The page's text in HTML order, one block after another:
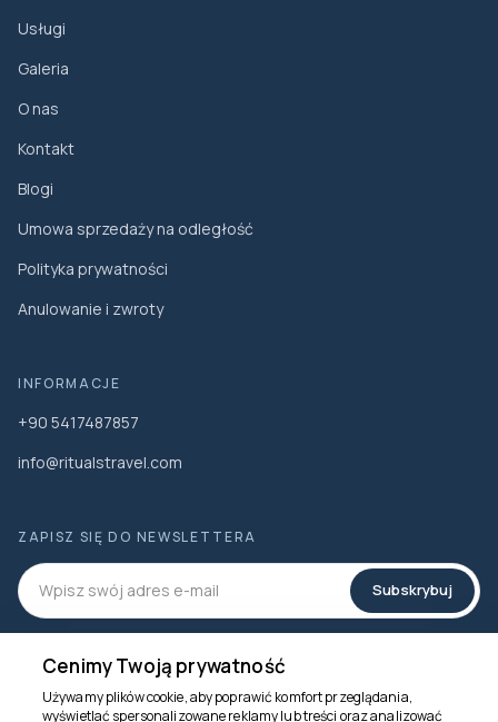
Usługi
Galeria
O nas
Kontakt
Blogi
Umowa sprzedaży na odległość
Polityka prywatności
Anulowanie i zwroty
INFORMACJE
+90 5417487857
info@ritualstravel.com
ZAPISZ SIĘ DO NEWSLETTERA
Subskrybuj
MEDIA SPOŁECZNOŚCIOWE
👋 Cześć! Jestem asystentem Rituals Travel.